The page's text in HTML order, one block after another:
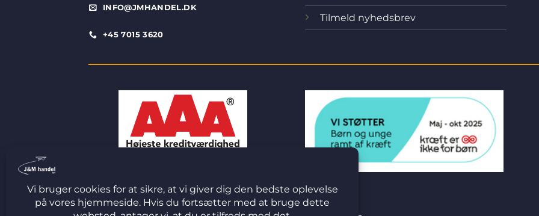
INFO@JMHANDEL.DK
+45 7015 3620
Tilmeld nyhedsbrev